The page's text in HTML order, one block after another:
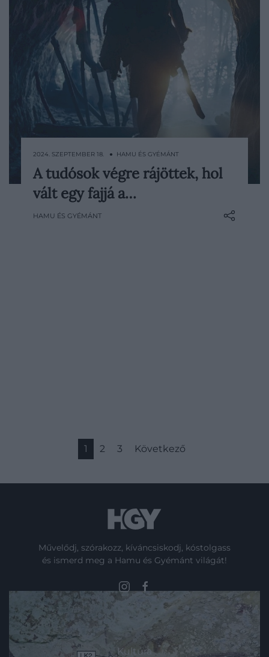
A Kölni Egyetem régészeti
kutatócsoportja szinte teljes
bizonyossággal megállapította, hol
2024. SZEPTEMBER 18. ● HAMU ÉS GYÉMÁNT
A tudósok végre rájöttek, hol
vált egy fajjá a…
HAMU ÉS GYÉMÁNT
1 2 3 Következő
Művelődj, szórakozz, kíváncsiskodj, kóstolgass
és ismerd meg a Hamu és Gyémánt világát!
ROVATOK
Kultúra